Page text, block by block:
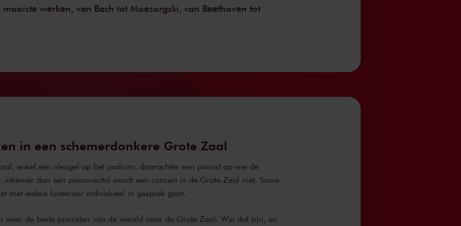
mooiste werken, van Bach tot Moesorgski, van Beethoven tot
in een schemerdonkere Grote Zaal
enkel een vleugel op het podium, daarachter een pianist op wie de
intiemer dan een pianorecital wordt een concert in de Grote Zaal niet. Soms
met iedere luisteraar individueel in gesprek gaat.
weer de beste pianisten van de wereld naar de Grote Zaal. Wie dat zijn, en